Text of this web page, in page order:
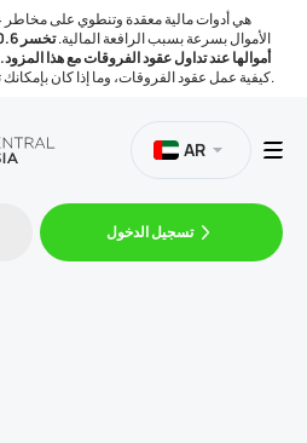
الأموال بسرعة بسبب الرافعة المالية.
أموالها عند تداول عقود الفروقات مع هذا المزود.
كيفية عمل عقود الفروقات، وما إذا كان بإمكانك تحمل المخاطر العالية لفقدان أموالك.
AR
تسجيل الدخول